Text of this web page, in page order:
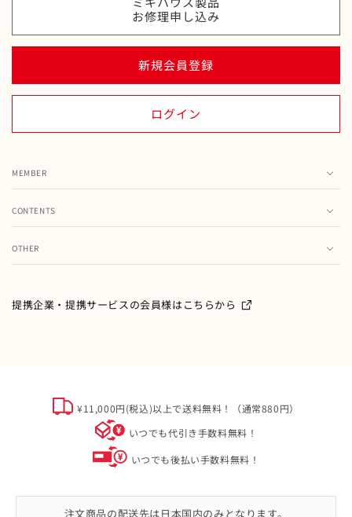
お修理申し込み
新規会員登録
ログイン
MEMBER
注文履歴
メールマガジン
CONTENTS
て
OTHER
ご利用ガイド
個人情報について
ソーシャルメディアポリシー
提携企業・提携サービスの会員様はこちらから
¥11,000円(税込)以上で送料無料！（通常880円）
いつでも代引き手数料無料！
いつでも後払い手数料無料！
注文商品の配送先は日本国内のみとなります。